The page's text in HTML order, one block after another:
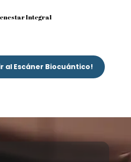
Integral
al Escáner Biocuántico!